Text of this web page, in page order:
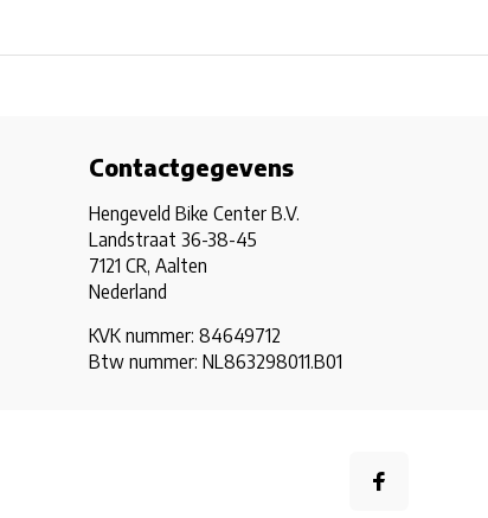
Contactgegevens
Hengeveld Bike Center B.V.
Landstraat 36-38-45
7121 CR, Aalten
Nederland
KVK nummer: 84649712
Btw nummer: NL863298011.B01